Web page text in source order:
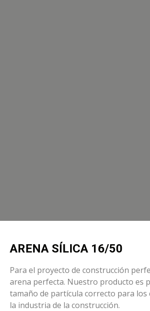
ARENA SÍLICA 16/50
Para el proyecto de construcción
arena perfecta. Nuestro producto es
tamaño de partícula correcto para los
la industria de la construcción.